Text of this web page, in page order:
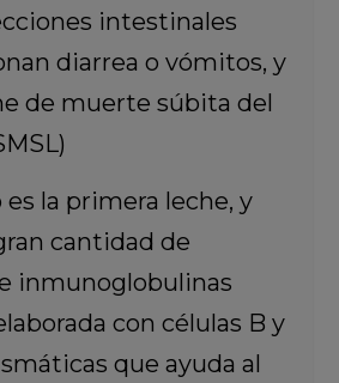
intestinales
diarrea o vómitos, y
de muerte súbita del
es la primera leche, y
cantidad de
inmunoglobulinas
con células B y
que ayuda al